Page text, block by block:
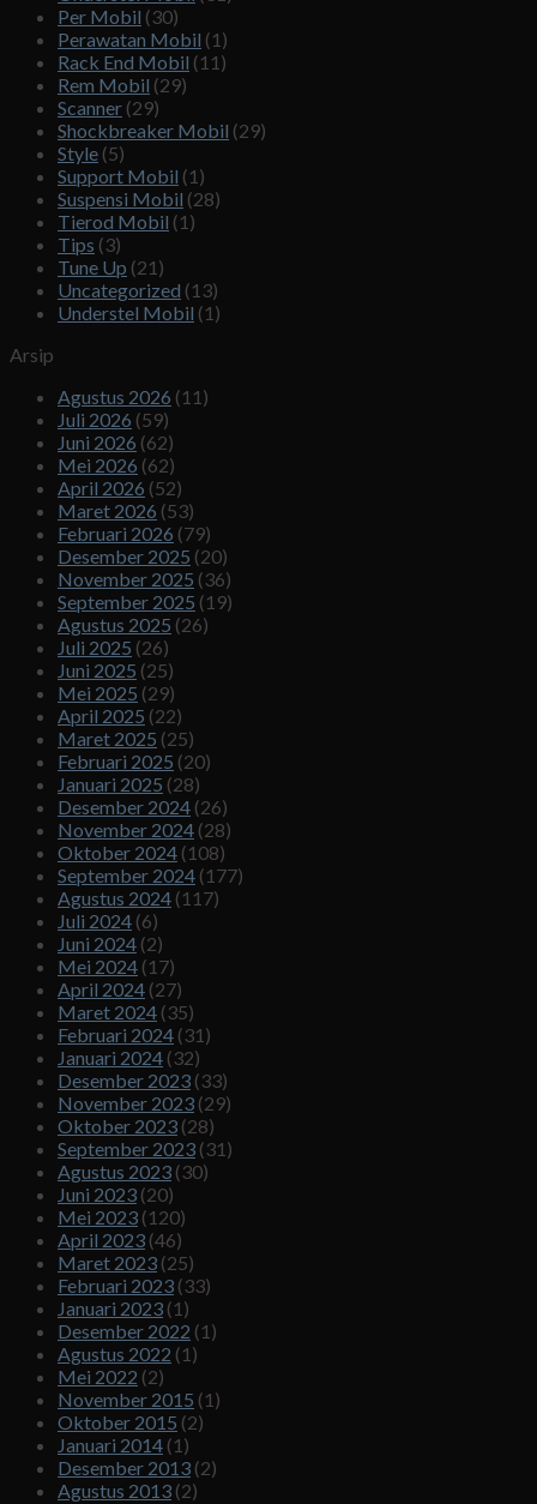
Per Mobil (30)
Perawatan Mobil (1)
Rack End Mobil (11)
Rem Mobil (29)
Scanner (29)
Shockbreaker Mobil (29)
Style (5)
Support Mobil (1)
Suspensi Mobil (28)
Tierod Mobil (1)
Tips (3)
Tune Up (21)
Uncategorized (13)
Understel Mobil (1)
Arsip
Agustus 2026 (11)
Juli 2026 (59)
Juni 2026 (62)
Mei 2026 (62)
April 2026 (52)
Maret 2026 (53)
Februari 2026 (79)
Desember 2025 (20)
November 2025 (36)
September 2025 (19)
Agustus 2025 (26)
Juli 2025 (26)
Juni 2025 (25)
Mei 2025 (29)
April 2025 (22)
Maret 2025 (25)
Februari 2025 (20)
Januari 2025 (28)
Desember 2024 (26)
November 2024 (28)
Oktober 2024 (108)
September 2024 (177)
Agustus 2024 (117)
Juli 2024 (6)
Juni 2024 (2)
Mei 2024 (17)
April 2024 (27)
Maret 2024 (35)
Februari 2024 (31)
Januari 2024 (32)
Desember 2023 (33)
November 2023 (29)
Oktober 2023 (28)
September 2023 (31)
Agustus 2023 (30)
Juni 2023 (20)
Mei 2023 (120)
April 2023 (46)
Maret 2023 (25)
Februari 2023 (33)
Januari 2023 (1)
Desember 2022 (1)
Agustus 2022 (1)
Mei 2022 (2)
November 2015 (1)
Oktober 2015 (2)
Januari 2014 (1)
Desember 2013 (2)
Agustus 2013 (2)